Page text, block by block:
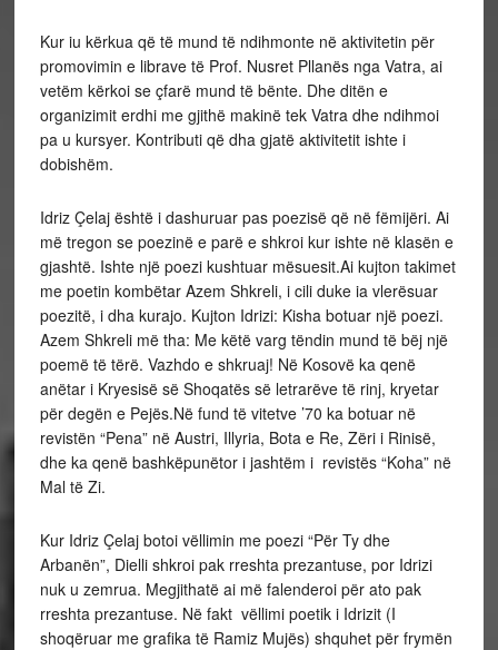
Kur iu kërkua që të mund të ndihmonte në aktivitetin për
promovimin e librave të Prof. Nusret Pllanës nga Vatra, ai
vetëm kërkoi se çfarë mund të bënte. Dhe ditën e
organizimit erdhi me gjithë makinë tek Vatra dhe ndihmoi
pa u kursyer. Kontributi që dha gjatë aktivitetit ishte i
dobishëm.
Idriz Çelaj është i dashuruar pas poezisë që në fëmijëri. Ai
më tregon se poezinë e parë e shkroi kur ishte në klasën e
gjashtë. Ishte një poezi kushtuar mësuesit.Ai kujton takimet
me poetin kombëtar Azem Shkreli, i cili duke ia vlerësuar
poezitë, i dha kurajo. Kujton Idrizi: Kisha botuar një poezi.
Azem Shkreli më tha: Me këtë varg tëndin mund të bëj një
poemë të tërë. Vazhdo e shkruaj! Në Kosovë ka qenë
anëtar i Kryesisë së Shoqatës së letrarëve të rinj, kryetar
për degën e Pejës.Në fund të vitetve ’70 ka botuar në
revistën “Pena” në Austri, Illyria, Bota e Re, Zëri i Rinisë,
dhe ka qenë bashkëpunëtor i jashtëm i revistës “Koha” në
Mal të Zi.
Kur Idriz Çelaj botoi vëllimin me poezi “Për Ty dhe
Arbanën”, Dielli shkroi pak rreshta prezantuse, por Idrizi
nuk u zemrua. Megjithatë ai më falenderoi për ato pak
rreshta prezantuse. Në fakt vëllimi poetik i Idrizit (I
shoqëruar me grafika të Ramiz Mujës) shquhet për frymën